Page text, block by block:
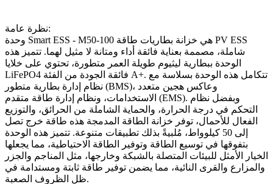
نظرة عامة:
وحدة Smart ESS - M50-100 هي خزانة بطاريات طاقة PV ESS
شاملة، مصممة بعناية فائقة أداء ومتانة لا مثيل لهما. تتميز هذه
الوحدة ببطارية ليثيوم طويلة العمر متطورة، تحتوي على خلايا
LiFePO4 فائقة الجودة من الفئة A+. تتكامل هذه الوحدة بسلاسة مع
نظام إدارة بطارية متطور (BMS)، وعاكس هجين متعدد
الاستخدامات، ونظام إدارة طاقة متقدم (EMS). وبفضل نظام
التحكم في درجة الحرارة، والحماية الشاملة من الحرائق، والتوزيع
الفعال للأحمال، توفر خزانة الطاقة المدمجة هذه طاقة خرج تصل
إلى 50 كيلوواط، مُلبيةً بذلك تطبيقات متنوعة. تتميز هذه الوحدة
بتفوقها في توسيع الطاقة وتوفير الطاقة الاحتياطية، مما يجعلها
الخيار الأمثل للبيئات المتصلة بالشبكة وخارجها، مثل المناجم والجزر
والمزارع والقرى النائية، مما يضمن توفير طاقة ثابتة ومستدامة في
ظل الظروف الصعبة.